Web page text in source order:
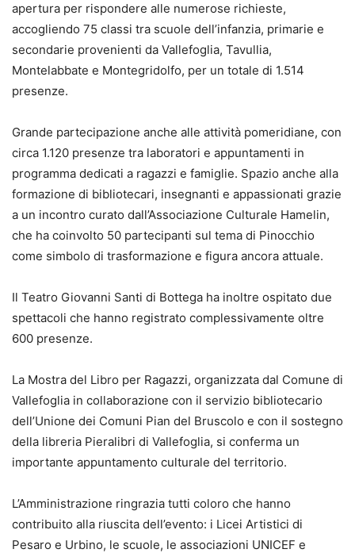
apertura per rispondere alle numerose richieste,
accogliendo 75 classi tra scuole dell’infanzia, primarie e
secondarie provenienti da Vallefoglia, Tavullia,
Montelabbate e Montegridolfo, per un totale di 1.514
presenze.
Grande partecipazione anche alle attività pomeridiane, con
circa 1.120 presenze tra laboratori e appuntamenti in
programma dedicati a ragazzi e famiglie. Spazio anche alla
formazione di bibliotecari, insegnanti e appassionati grazie
a un incontro curato dall’Associazione Culturale Hamelin,
che ha coinvolto 50 partecipanti sul tema di Pinocchio
come simbolo di trasformazione e figura ancora attuale.
Il Teatro Giovanni Santi di Bottega ha inoltre ospitato due
spettacoli che hanno registrato complessivamente oltre
600 presenze.
La Mostra del Libro per Ragazzi, organizzata dal Comune di
Vallefoglia in collaborazione con il servizio bibliotecario
dell’Unione dei Comuni Pian del Bruscolo e con il sostegno
della libreria Pieralibri di Vallefoglia, si conferma un
importante appuntamento culturale del territorio.
L’Amministrazione ringrazia tutti coloro che hanno
contribuito alla riuscita dell’evento: i Licei Artistici di
Pesaro e Urbino, le scuole, le associazioni UNICEF e